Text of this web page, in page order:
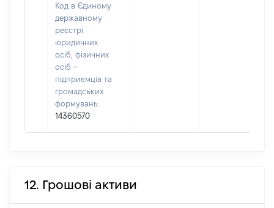
Код в Єдиному
державному
реєстрі
юридичних
осіб, фізичних
осіб –
підприємців та
громадських
формувань:
14360570
12. Грошові активи